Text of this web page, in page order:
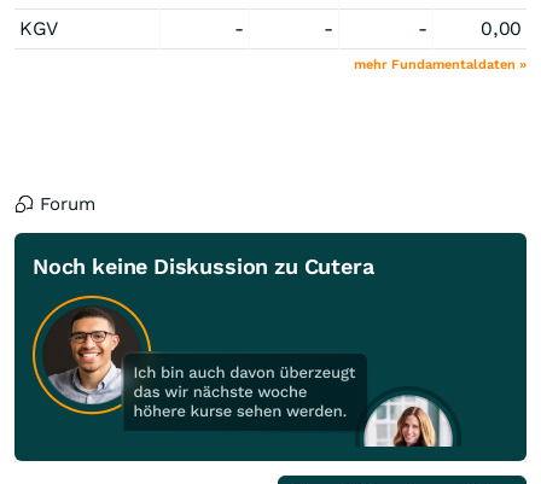
KGV - - - 0,00
mehr Fundamentaldaten »
Forum
Noch keine Diskussion zu Cutera